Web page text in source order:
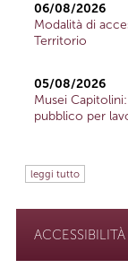
06/08/2026
Modalità di
Territorio
05/08/2026
Musei
pubblico per
leggi tutto
ACCESSIBILITÀ